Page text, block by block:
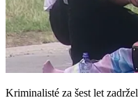
Kriminalisté za šest let